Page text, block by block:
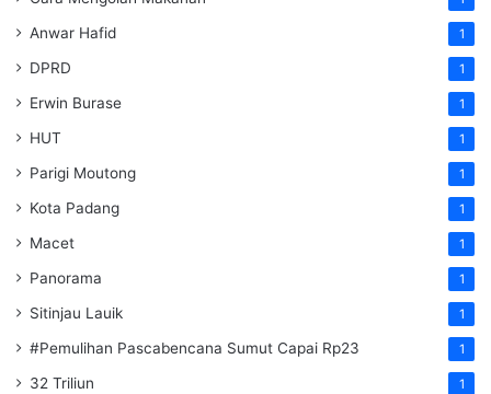
Anwar Hafid 1
DPRD 1
Erwin Burase 1
HUT 1
Parigi Moutong 1
Kota Padang 1
Macet 1
Panorama 1
Sitinjau Lauik 1
#Pemulihan Pascabencana Sumut Capai Rp23 1
32 Triliun 1